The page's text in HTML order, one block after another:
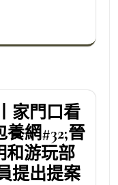
家門口看
網#32;晉
游玩部
提出提案